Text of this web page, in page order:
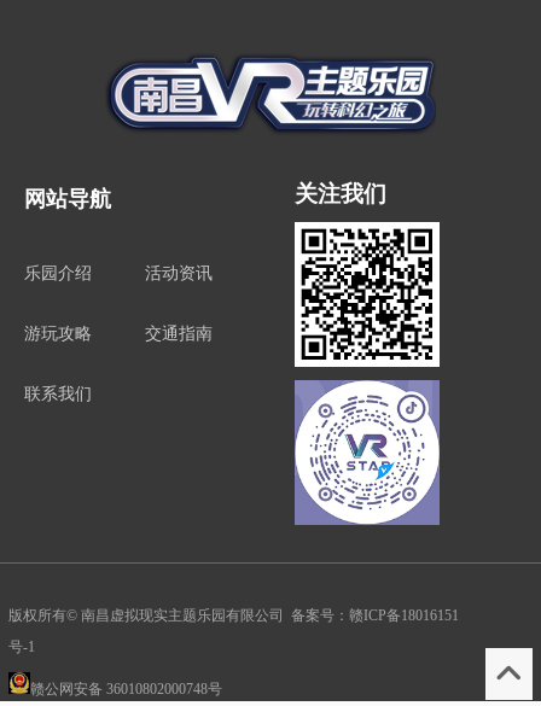
网站导航
乐园介绍 活动资讯
游玩攻略 交通指南
联系我们
关注我们
版权所有© 南昌虚拟现实主题乐园有限公司 备案号： 赣ICP备18016151
号-1
赣公网安备 36010802000748号